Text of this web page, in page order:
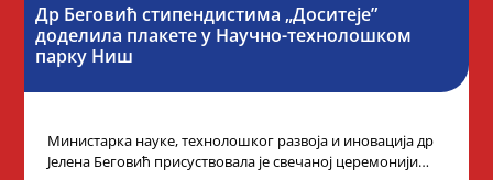
Др Беговић стипендистима „Доситеје”
доделила плакете у Научно-технолошком
парку Ниш
Министарка науке, технолошког развоја и иновација др
Јелена Беговић присуствовала је свечаној церемонији